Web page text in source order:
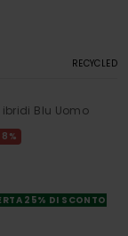
RECYCLED
Blu Uomo
25% DI SCONTO